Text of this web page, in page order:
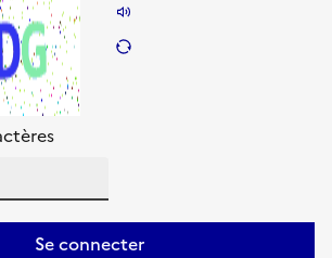
Se connecter